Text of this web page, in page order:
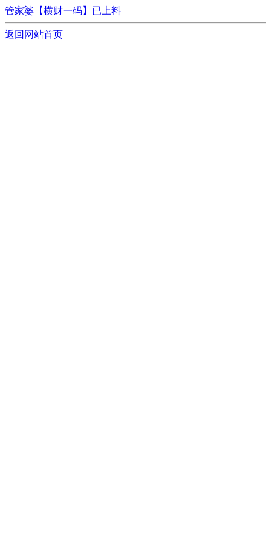
管家婆【横财一码】已上料
返回网站首页